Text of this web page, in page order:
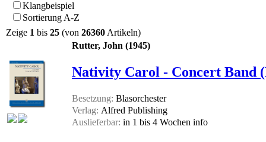
Klangbeispiel
Sortierung A-Z
Zeige 1 bis 25 (von 26360Artikeln)
Rutter, John (1945)
Nativity Carol - Concert Band
Besetzung: Blasorchester
Verlag: Alfred Publishing
Auslieferbar: in 1 bis 4 Wochen info